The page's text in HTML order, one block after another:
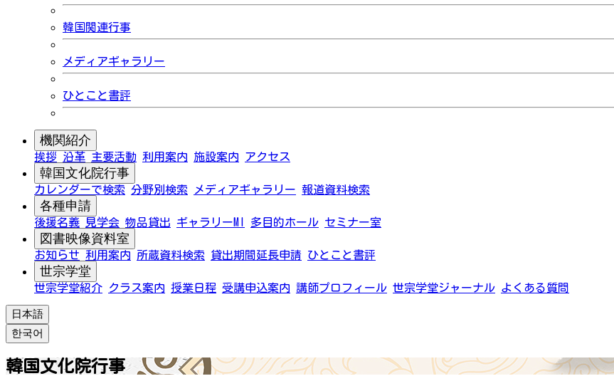
韓国関連行事
メディアギャラリー
ひとこと書評
機関紹介
挨拶 沿革 主要活動 利用案内 施設案内 アクセス
韓国文化院行事
カレンダーで検索 分野別検索 メディアギャラリー 報道資料検索
各種申請
後援名義 見学会 物品貸出 ギャラリーMI 多目的ホール セミナー室
図書映像資料室
お知らせ 利用案内 所蔵資料検索 貸出期間延長申請 ひとこと書評
世宗学堂
世宗学堂紹介 クラス案内 授業日程 受講申込案内 講師プロフィール 世宗学堂ジャーナル よくある質問
日本語
한국어
韓国文化院行事